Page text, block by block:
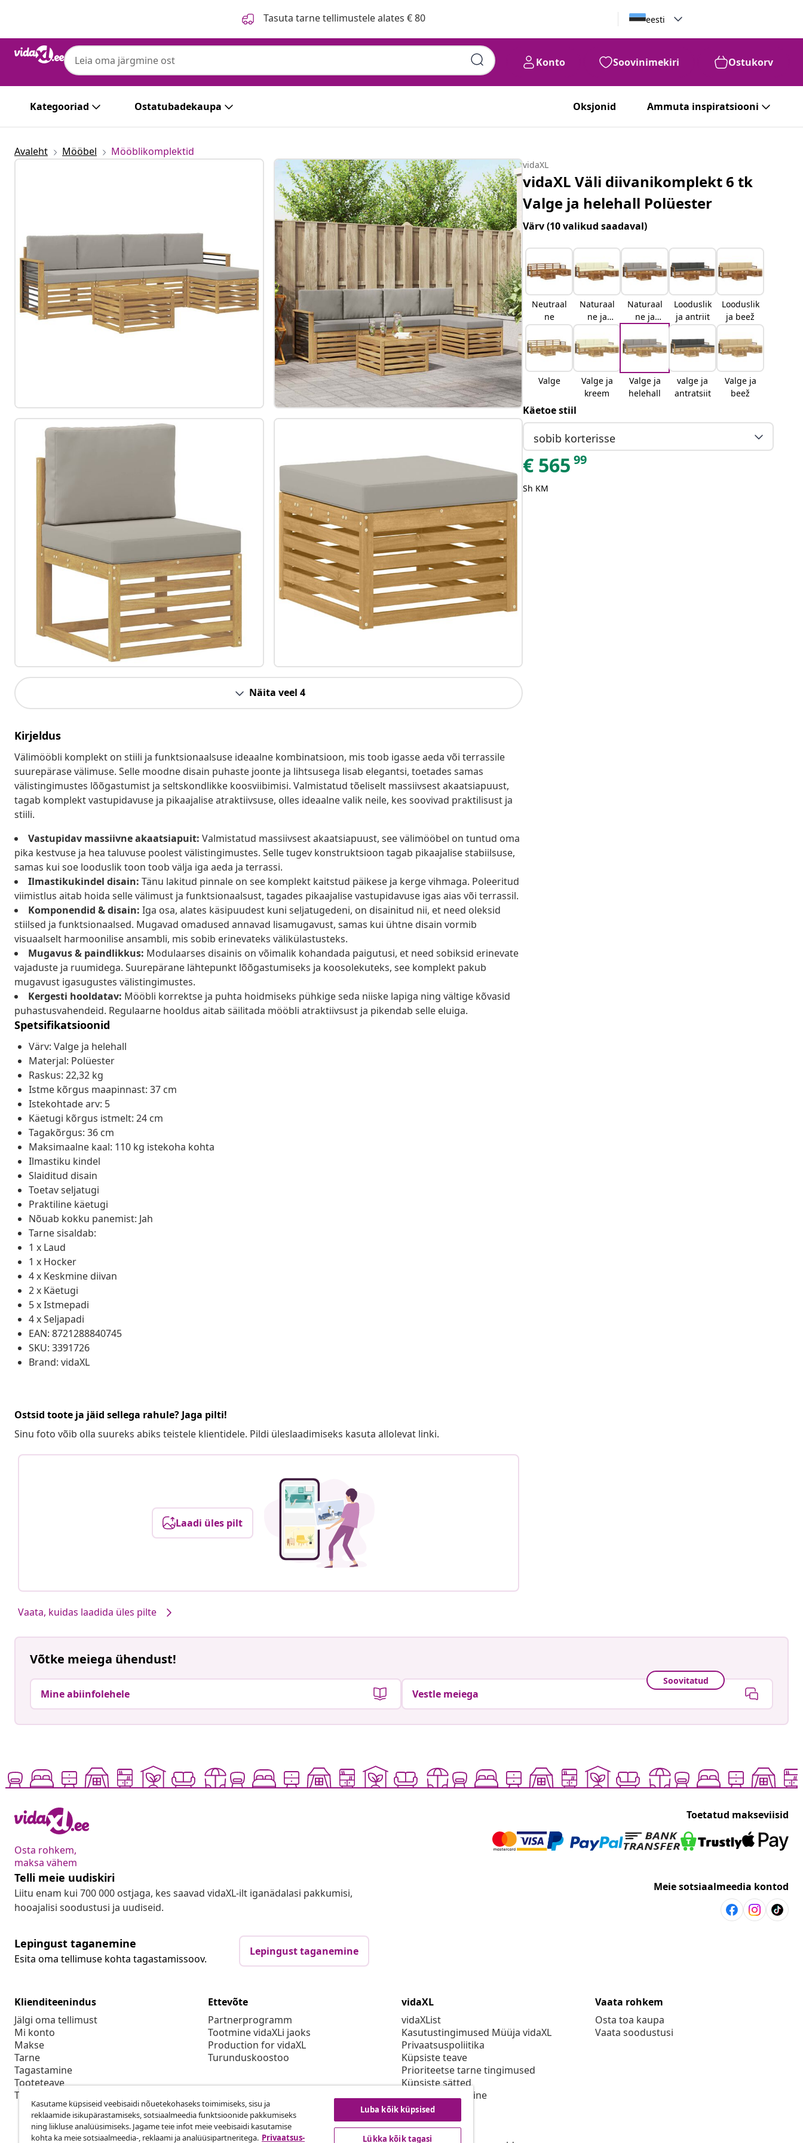
Tasuta tarne tellimustele alates € 80 eesti
Konto Soovinimekiri Ostukorv
Kategooriad Ostatubadekaupa Oksjonid Ammuta inspiratsiooni
Avaleht Mööbel Mööblikomplektid
Näita veel 4
Kirjeldus
Välimööbli komplekt on stiili ja funktsionaalsuse ideaalne kombinatsioon, mis toob igasse aeda või terrassile
suurepärase välimuse. Selle moodne disain puhaste joonte ja lihtsusega lisab elegantsi, toetades samas
välistingimustes lõõgastumist ja seltskondlikke koosviibimisi. Valmistatud tõeliselt massiivsest akaatsiapuust,
tagab komplekt vastupidavuse ja pikaajalise atraktiivsuse, olles ideaalne valik neile, kes soovivad praktilisust ja
stiili.
Vastupidav massiivne akaatsiapuit: Valmistatud massiivsest akaatsiapuust, see välimööbel on tuntud oma
pika kestvuse ja hea taluvuse poolest välistingimustes. Selle tugev konstruktsioon tagab pikaajalise stabiilsuse,
samas kui soe looduslik toon toob välja iga aeda ja terrassi.
Ilmastikukindel disain: Tänu lakitud pinnale on see komplekt kaitstud päikese ja kerge vihmaga. Poleeritud
viimistlus aitab hoida selle välimust ja funktsionaalsust, tagades pikaajalise vastupidavuse igas aias või terrassil.
Komponendid & disain: Iga osa, alates käsipuudest kuni seljatugedeni, on disainitud nii, et need oleksid
stiilsed ja funktsionaalsed. Mugavad omadused annavad lisamugavust, samas kui ühtne disain vormib
visuaalselt harmoonilise ansambli, mis sobib erinevateks välikülastusteks.
Mugavus & paindlikkus: Modulaarses disainis on võimalik kohandada paigutusi, et need sobiksid erinevate
vajaduste ja ruumidega. Suurepärane lähtepunkt lõõgastumiseks ja koosolekuteks, see komplekt pakub
mugavust igasugustes välistingimustes.
Kergesti hooldatav: Mööbli korrektse ja puhta hoidmiseks pühkige seda niiske lapiga ning vältige kõvasid
puhastusvahendeid. Regulaarne hooldus aitab säilitada mööbli atraktiivsust ja pikendab selle eluiga.
Spetsifikatsioonid
Värv: Valge ja helehall
Materjal: Polüester
Raskus: 22,32 kg
Istme kõrgus maapinnast: 37 cm
Istekohtade arv: 5
Käetugi kõrgus istmelt: 24 cm
Tagakõrgus: 36 cm
Maksimaalne kaal: 110 kg istekoha kohta
Ilmastiku kindel
Slaiditud disain
Toetav seljatugi
Praktiline käetugi
Nõuab kokku panemist: Jah
Tarne sisaldab:
1 x Laud
1 x Hocker
4 x Keskmine diivan
2 x Käetugi
5 x Istmepadi
4 x Seljapadi
EAN: 8721288840745
SKU: 3391726
Brand: vidaXL
Ostsid toote ja jäid sellega rahule? Jaga pilti!
Sinu foto võib olla suureks abiks teistele klientidele. Pildi üleslaadimiseks kasuta allolevat linki.
Laadi üles pilt
Vaata, kuidas laadida üles pilte
vidaXL
vidaXL Väli diivanikomplekt 6 tk
Valge ja helehall Polüester
Värv(10 valikud saadaval)
Neutraal
ne
Naturaal
ne ja
kreemjas
Naturaal
ne ja
Looduslik
ja antriit
Looduslik
ja beež
Valge
Valge ja
kreem
Valge ja
helehall
valge ja
antratsiit
Valge ja
beež
Käetoe stiil
sobib korterisse
€ 565 99
Sh KM
Võtke meiega ühendust!
Mine abiinfolehele
Soovitatud
Vestle meiega
Osta rohkem,
maksa vähem
Toetatud makseviisid
Telli meie uudiskiri
Liitu enam kui 700 000 ostjaga, kes saavad vidaXL-ilt iganädalasi pakkumisi,
hooajalisi soodustusi ja uudiseid.
Meie sotsiaalmeedia kontod
Lepingust taganemine
Esita oma tellimuse kohta tagastamissoov.
Lepingust taganemine
Klienditeenindus
Jälgi oma tellimust
Mi konto
Makse
Tarne
Tagastamine
Tooteteave
Tellimus
Ettevõte
Partnerprogramm
Tootmine vidaXLi jaoks
Production for vidaXL
Turunduskoostoo
vidaXL
vidaXList
Kasutustingimused Müüja vidaXL
Privaatsuspoliitika
Küpsiste teave
Prioriteetse tarne tingimused
Küpsiste sätted
vidaXLis töötamine
Turvalisus
Eli vastutav isik
EPR poliitika
Vaata rohkem
Osta toa kaupa
Vaata soodustusi
Kasutame küpsiseid veebisaidi nõuetekohaseks toimimiseks, sisu ja
reklaamide isikupärastamiseks, sotsiaalmeedia funktsioonide pakkumiseks
ning liikluse analüüsimiseks. Jagame teie infot meie veebisaidi kasutamise
kohta ka meie sotsiaalmeedia-, reklaami ja analüüsipartneritega. Privaatsus-
Luba kõik küpsised
Lükka kõik tagasi